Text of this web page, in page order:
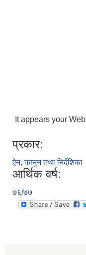
It appears your
प्रकार:
ऐन, कानुन तथा निर्देशिका
आर्थिक वर्ष:
७६/७७